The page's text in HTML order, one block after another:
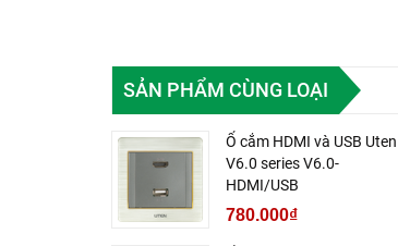
SẢN PHẨM CÙNG LOẠI
Ổ cắm HDMI và USB Uten
V6.0 series V6.0-
HDMI/USB
780.000₫